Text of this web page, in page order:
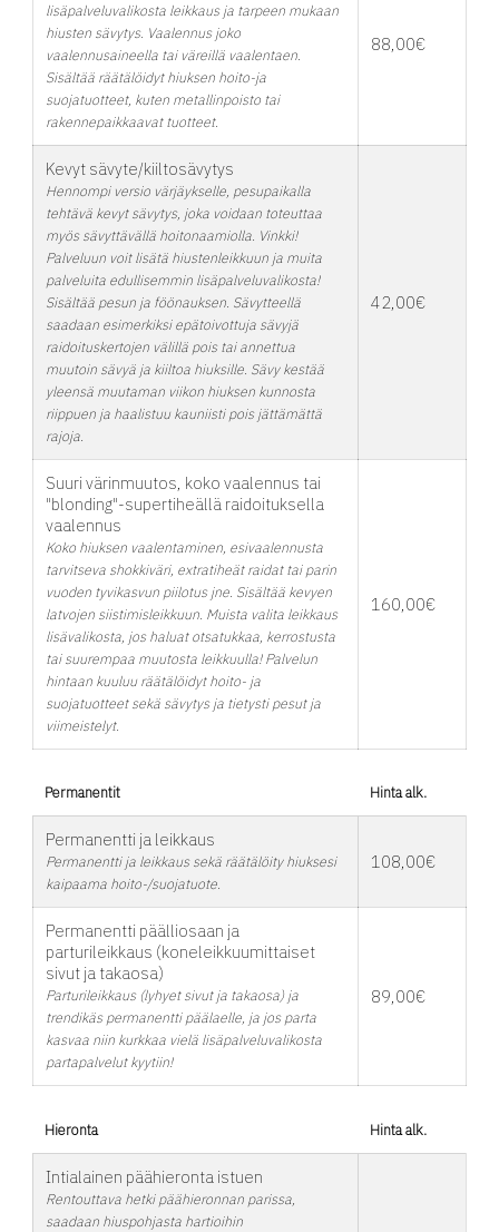
lisäpalveluvalikosta leikkaus ja tarpeen mukaan
hiusten sävytys. Vaalennus joko
vaalennusaineella tai väreillä vaalentaen.
Sisältää räätälöidyt hiuksen hoito-ja
suojatuotteet, kuten metallinpoisto tai
rakennepaikkaavat tuotteet.
88,00€
Kevyt sävyte/kiiltosävytys
Hennompi versio värjäykselle, pesupaikalla
tehtävä kevyt sävytys, joka voidaan toteuttaa
myös sävyttävällä hoitonaamiolla. Vinkki!
Palveluun voit lisätä hiustenleikkuun ja muita
palveluita edullisemmin lisäpalveluvalikosta!
Sisältää pesun ja föönauksen. Sävytteellä
saadaan esimerkiksi epätoivottuja sävyjä
raidoituskertojen välillä pois tai annettua
muutoin sävyä ja kiiltoa hiuksille. Sävy kestää
yleensä muutaman viikon hiuksen kunnosta
riippuen ja haalistuu kauniisti pois jättämättä
rajoja.
42,00€
Suuri värinmuutos, koko vaalennus tai
"blonding"-supertiheällä raidoituksella
vaalennus
Koko hiuksen vaalentaminen, esivaalennusta
tarvitseva shokkiväri, extratiheät raidat tai parin
vuoden tyvikasvun piilotus jne. Sisältää kevyen
latvojen siistimisleikkuun. Muista valita leikkaus
lisävalikosta, jos haluat otsatukkaa, kerrostusta
tai suurempaa muutosta leikkuulla! Palvelun
hintaan kuuluu räätälöidyt hoito- ja
suojatuotteet sekä sävytys ja tietysti pesut ja
viimeistelyt.
160,00€
Permanentit Hinta alk.
Permanentti ja leikkaus
Permanentti ja leikkaus sekä räätälöity hiuksesi
kaipaama hoito-/suojatuote.
108,00€
Permanentti päälliosaan ja
parturileikkaus (koneleikkuumittaiset
sivut ja takaosa)
Parturileikkaus (lyhyet sivut ja takaosa) ja
trendikäs permanentti päälaelle, ja jos parta
kasvaa niin kurkkaa vielä lisäpalveluvalikosta
partapalvelut kyytiin!
89,00€
Hieronta Hinta alk.
Intialainen päähieronta istuen
Rentouttava hetki päähieronnan parissa,
saadaan hiuspohjasta hartioihin